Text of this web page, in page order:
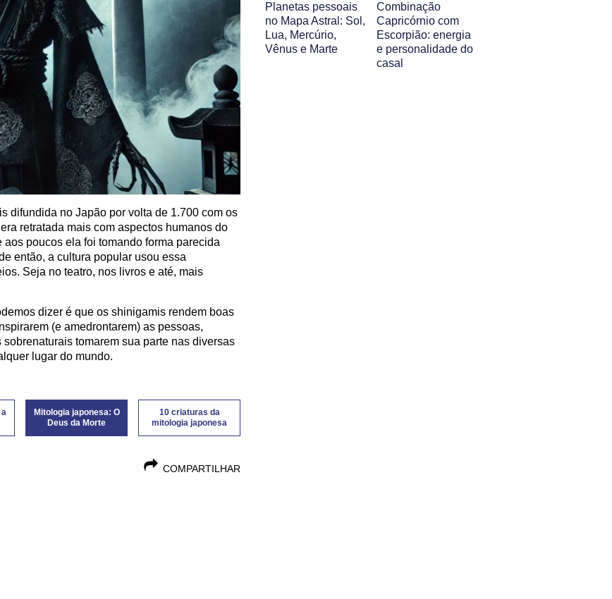
difundida no Japão por volta de 1.700 com os
retratada mais com aspectos humanos do
poucos ela foi tomando forma parecida
então, a cultura popular usou essa
Seja no teatro, nos livros e até, mais
dizer é que os shinigamis rendem boas
(e amedrontarem) as pessoas,
tomarem sua parte nas diversas
lugar do mundo.
Mitologia japonesa: O
Deus da Morte
10 criaturas da
mitologia japonesa
COMPARTILHAR
Planetas pessoais
no Mapa Astral: Sol,
Lua, Mercúrio,
Vênus e Marte
Combinação
Capricórnio com
Escorpião: energia
e personalidade do
casal